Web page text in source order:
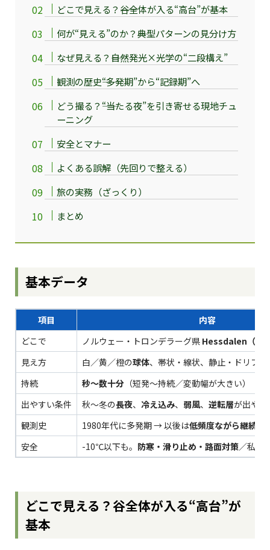
どこで見える？――谷全体が入る“高台”が基本
何が“見える”のか？――典型パターンの見分け方
なぜ見える？――自然発光×光学の“二段構え”
観測の歴史――“多発期”から“記録期”へ
どう撮る？――“当たる夜”を引き寄せる現地チュ
ーニング
安全とマナー
よくある誤解（先回りで整える）
旅の実務（ざっくり）
まとめ
基本データ
項目
内容
どこで
ノルウェー・トロンデラーグ県 Hessdalen（ヘ
見え方
白／黄／橙の球体、帯状・線状、静止・ドリフ
持続
秒〜数十分 （短発～持続／変動幅が大きい）
出やすい条件
秋〜冬の長夜、 冷え込み、 弱風、 逆転層が出やす
観測史
1980年代に多発期 → 以後は低頻度ながら継続
安全
-10℃以下も。 防寒・滑り止め・路面対策／私有
どこで見える？――谷全体が入る“高台”が
基本